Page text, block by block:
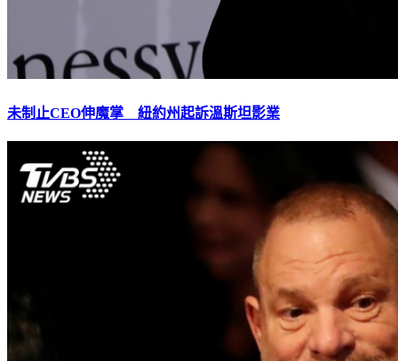
未制止CEO伸魔掌 紐約州起訴溫斯坦影業